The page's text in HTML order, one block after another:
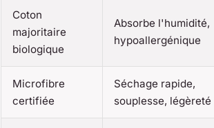
Coton
majoritaire
biologique
Absorbe l'humidité,
hypoallergénique
Microfibre
certifiée
Séchage rapide,
souplesse, légèreté